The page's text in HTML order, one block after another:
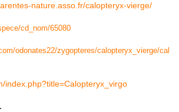
nature.asso.fr/calopteryx-vierge/
cd_nom/65080
odonates22/zygopteres/calopteryx_vierge/cal
index.php?title=Calopteryx_virgo